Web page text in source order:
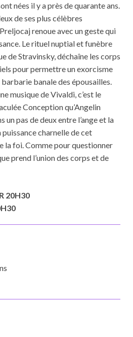
nées il y a près de quarante ans.
de ses plus célèbres
renoue avec un geste qui
Le rituel nuptial et funèbre
de Stravinsky, déchaîne les corps
pour permettre un exorcisme
banale des épousailles.
musique de Vivaldi, c’est le
Conception qu’Angelin
un pas de deux entre l’ange et la
charnelle de cet
la foi. Comme pour questionner
prend l’union des corps et de
20H30